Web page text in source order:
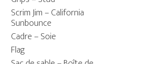
Scrim Jim – California
Sunbounce
Cadre – Soie
Flag